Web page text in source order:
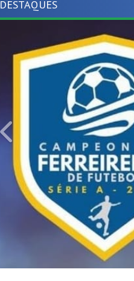
DESTAQUES